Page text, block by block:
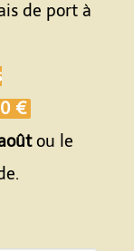
de port à
€
ou le